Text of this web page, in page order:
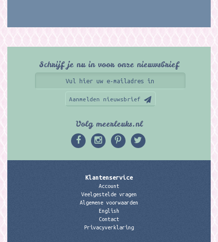
Schrijf je nu in voor onze nieuwsbrief
Aanmelden nieuwsbrief
Volg meerleuks.nl
Klantenservice
Account
Veelgestelde vragen
Algemene voorwaarden
English
Contact
Privacyverklaring